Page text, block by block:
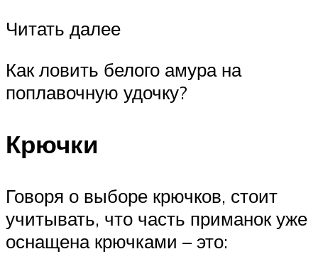
Читать далее
Как ловить белого амура на
поплавочную удочку?
Крючки
Говоря о выборе крючков, стоит
учитывать, что часть приманок уже
оснащена крючками – это: